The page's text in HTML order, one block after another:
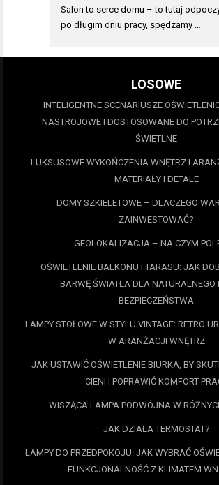
Salon to serce domu – to tutaj
po długim dniu pracy, spędzamy …
LOSOWE
INTELIGENTNE SCENARIUSZE
NASTROJOWE I DOSTOSOWANE DO
ŚWIETLNE
LUKSUSOWE WYKOŃCZENIA WNĘTRZ I
MATERIAŁY I DETALE
DOMY SZKIELETOWE – DLACZEGO
ZAINWESTOWAĆ?
GEOLOKALIZACJA – NA CZYM
OŚWIETLENIE BALKONU I TARASU: JAK
BARWĘ ŚWIATŁA DLA NATURALNEGO
BEZPIECZEŃSTWA
LAMPY STOŁOWE W STYLU VINTAGE: RETRO
W ARANŻACJI WNĘTRZ
JAK USTAWIĆ OŚWIETLENIE BIURKA, BY
CIENI I POPRAWIĆ KOMFORT
WISZĄCA LAMPA PODWÓJNA W
JAK DZIAŁA TERMOSTAT?
LAMPY DO PRZEDPOKOJU: JAK WYBRAĆ
FUNKCJONALNOŚĆ Z KLIMATEM